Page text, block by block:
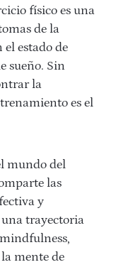
físico es una
de la
el estado de
sueño. Sin
la
es el
mundo del
las
y
una trayectoria
mente de